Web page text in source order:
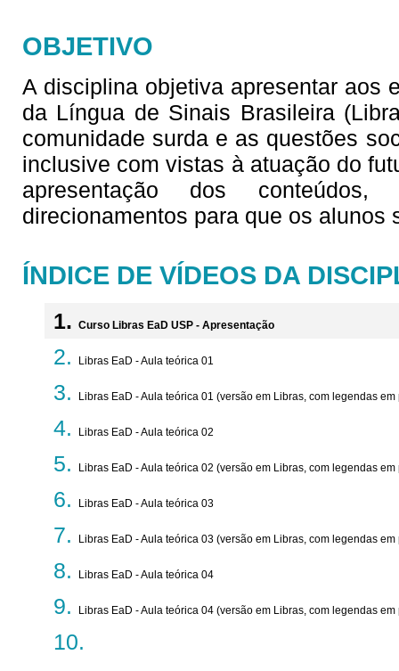
OBJETIVO
A disciplina objetiva apresentar aos
da Língua de Sinais Brasileira
comunidade surda e as questões
inclusive com vistas à atuação do
apresentação dos
direcionamentos para que os alunos
ÍNDICE DE VÍDEOS DA
Curso Libras EaD USP - Apresentação
Libras EaD - Aula teórica 01
Libras EaD - Aula teórica 01 (versão em Libras, com legendas em
Libras EaD - Aula teórica 02
Libras EaD - Aula teórica 02 (versão em Libras, com legendas em
Libras EaD - Aula teórica 03
Libras EaD - Aula teórica 03 (versão em Libras, com legendas em
Libras EaD - Aula teórica 04
Libras EaD - Aula teórica 04 (versão em Libras, com legendas em